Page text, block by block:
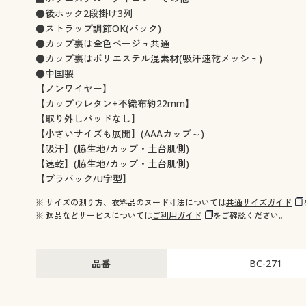
●後ホック2段掛け3列
●ストラップ調節OK(バック)
●カップ裏は全色ベージュ共通
●カップ裏はポリエステル混素材(吸汗速乾メッシュ)
●中国製
【ノンワイヤー】
【カップウレタン+不織布約22mm】
【取り外しパッドなし】
【小さいサイズも展開】(AAAカップ～)
【吸汗】(脇生地/カップ・土台肌側)
【速乾】(脇生地/カップ・土台肌側)
【ブラバック/U字型】
※ サイズの測り方、衣料品のヌード寸法については共通サイズガイド
※ 返品などサービスについてはご利用ガイド をご確認ください。
品番 BC-271